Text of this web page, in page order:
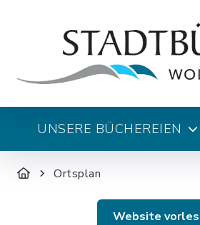
UNSERE BÜCHEREIEN
Ortsplan
Website